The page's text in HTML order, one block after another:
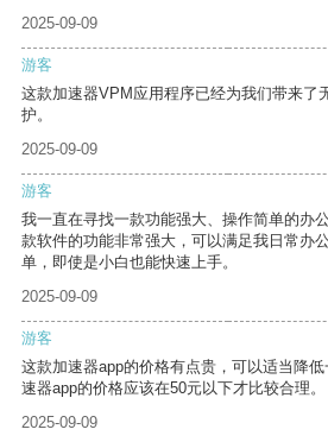
2025-09-09
游客
这款加速器VPM应用程序已经为我们带来了
护。
2025-09-09
游客
我一直在寻找一款功能强大、操作简单的办
款软件的功能非常强大，可以满足我日常办
单，即使是小白也能快速上手。
2025-09-09
游客
这款加速器app的价格有点贵，可以适当降
速器app的价格应该在50元以下才比较合理。
2025-09-09